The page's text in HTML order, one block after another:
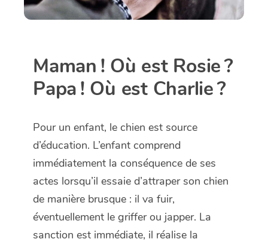
Maman ! Où est Rosie ?
Papa ! Où est Charlie ?
Pour un enfant, le chien est source
d’éducation. L’enfant comprend
immédiatement la conséquence de ses
actes lorsqu’il essaie d’attraper son chien
de manière brusque : il va fuir,
éventuellement le griffer ou japper. La
sanction est immédiate, il réalise la